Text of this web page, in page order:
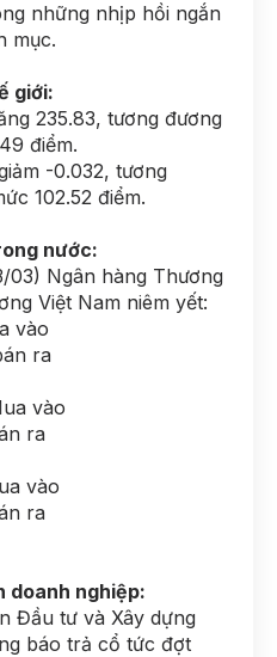
những nhịp hồi ngắn
mục.
giới:
235.83, tương đương
điểm.
-0.032, tương
102.52 điểm.
nước:
03) Ngân hàng Thương
Việt Nam niêm yết:
vào
ra
vào
ra
vào
ra
doanh nghiệp:
Đầu tư và Xây dựng
báo trả cổ tức đợt